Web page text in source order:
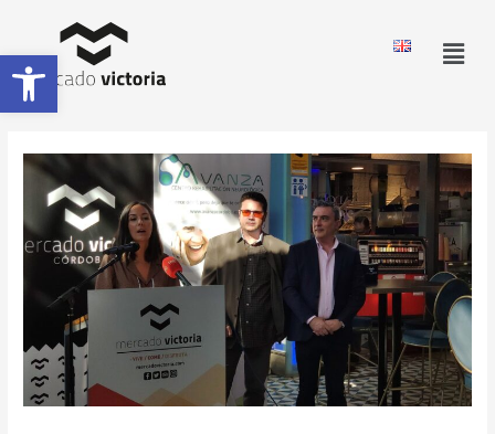
Abrir barra de herramientas
contenido